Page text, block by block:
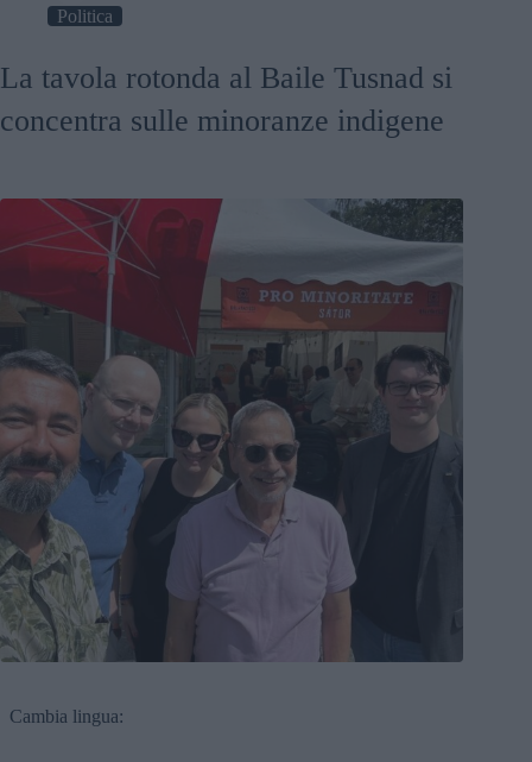
Politica
La tavola rotonda al Baile Tusnad si
concentra sulle minoranze indigene
Cambia lingua: